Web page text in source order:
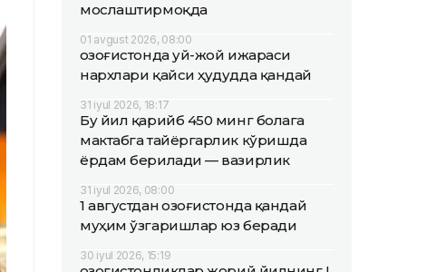
мослаштирмоқда
01 avgust 2026, 08:00
Қозоғистонда уй-жой ижараси
нархлари қайси ҳудудда қандай
31 iyul 2026, 18:17
Бу йил қарийб 450 минг болага
мактабга тайёргарлик кўришда
ёрдам берилади — вазирлик
31 iyul 2026, 08:00
1 августдан Қозоғистонда қандай
муҳим ўзгаришлар юз беради
30 iyul 2026, 15:19